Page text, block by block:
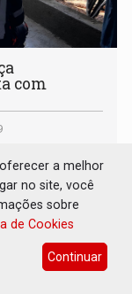
com
local prestou
a melhor
no site, você
sobre
de Cookies
Continuar